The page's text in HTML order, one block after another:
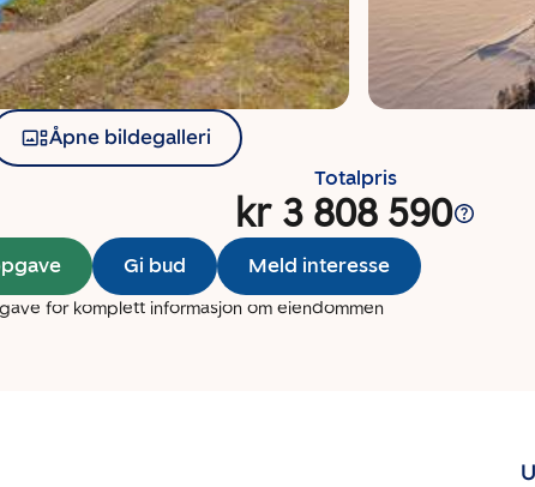
Åpne bildegalleri
Totalpris
kr 3 808 590
Gi bud Meld interesse
for komplett informasjon om eiendommen